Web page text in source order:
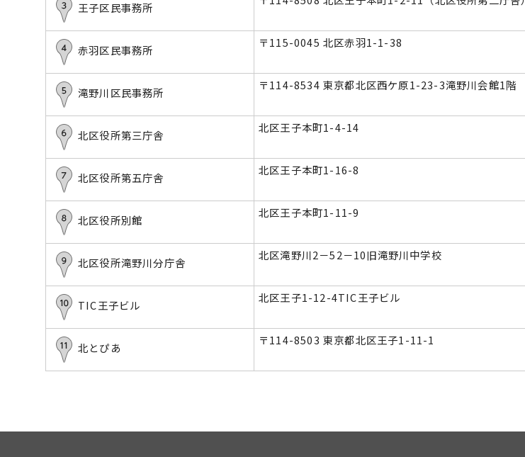
王子区民事務所
赤羽区民事務所
〒115-0045 北区赤羽1-1-38
滝野川区民事務所
〒114-8534 東京都北区西ケ原1-23-3滝野川会館1階
北区役所第三庁舎
北区王子本町1-4-14
北区役所第五庁舎
北区王子本町1-16-8
北区役所別館
北区王子本町1-11-9
北区役所滝野川分庁舎
北区滝野川2－52－10旧滝野川中学校
TIC王子ビル
北区王子1-12-4TIC王子ビル
北とぴあ
〒114-8503 東京都北区王子1-11-1